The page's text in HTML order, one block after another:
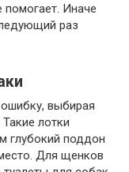
Иначе
раз
выбирая
лотки
глубокий поддон
Для щенков